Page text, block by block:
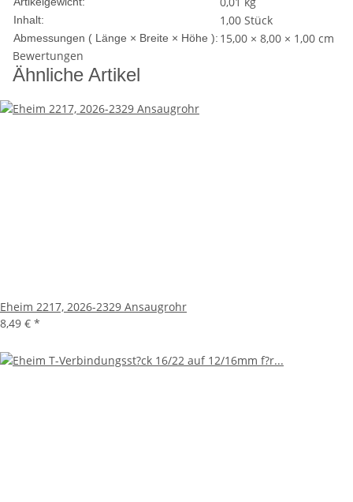
Inhalt: 1,00 Stück
Abmessungen ( Länge × Breite × Höhe ): 15,00 × 8,00 × 1,00 cm
Bewertungen
Ähnliche Artikel
Eheim 2217, 2026-2329 Ansaugrohr
8,49 € *